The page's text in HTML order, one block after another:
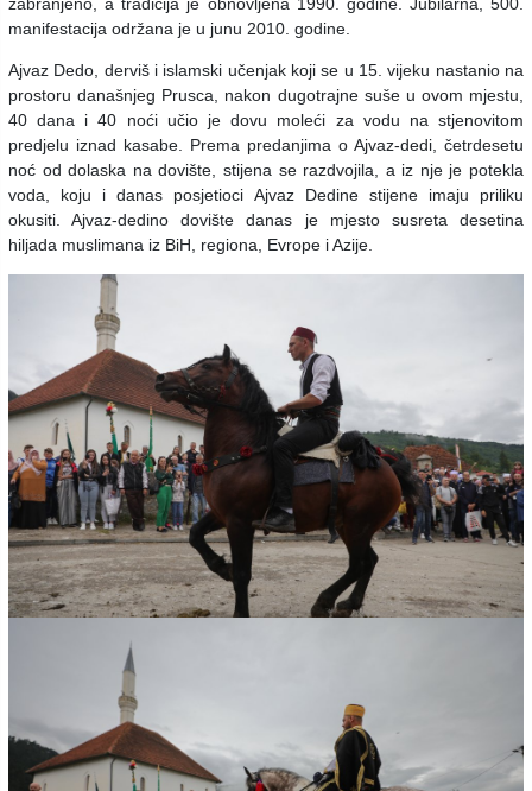
manifestacija održana je u junu 2010. godine.
Ajvaz Dedo, derviš i islamski učenjak koji se u 15. vijeku nastanio na
prostoru današnjeg Prusca, nakon dugotrajne suše u ovom mjestu,
40 dana i 40 noći učio je dovu moleći za vodu na stjenovitom
predjelu iznad kasabe. Prema predanjima o Ajvaz-dedi, četrdesetu
noć od dolaska na dovište, stijena se razdvojila, a iz nje je potekla
voda, koju i danas posjetioci Ajvaz Dedine stijene imaju priliku
okusiti. Ajvaz-dedino dovište danas je mjesto susreta desetina
hiljada muslimana iz BiH, regiona, Evrope i Azije.